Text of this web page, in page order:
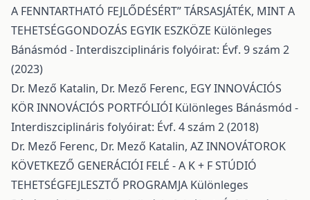
A FENNTARTHATÓ FEJLŐDÉSÉRT” TÁRSASJÁTÉK, MINT A
TEHETSÉGGONDOZÁS EGYIK ESZKÖZE Különleges
Bánásmód - Interdiszciplináris folyóirat: Évf. 9 szám 2
(2023)
Dr. Mező Katalin, Dr. Mező Ferenc, EGY INNOVÁCIÓS
KÖR INNOVÁCIÓS PORTFÓLIÓI Különleges Bánásmód -
Interdiszciplináris folyóirat: Évf. 4 szám 2 (2018)
Dr. Mező Ferenc, Dr. Mező Katalin, AZ INNOVÁTOROK
KÖVETKEZŐ GENERÁCIÓI FELÉ - A K + F STÚDIÓ
TEHETSÉGFEJLESZTŐ PROGRAMJA Különleges